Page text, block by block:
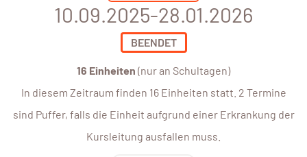
10.09.2025-28.01.2026
BEENDET
16 Einheiten (nur an Schultagen)
In diesem Zeitraum finden 16 Einheiten statt. 2 Termine
sind Puffer, falls die Einheit aufgrund einer Erkrankung der
Kursleitung ausfallen muss.